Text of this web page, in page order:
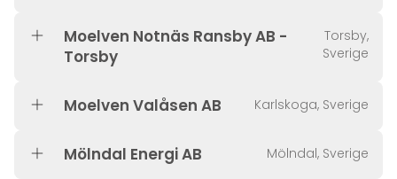
Moelven Notnäs Ransby AB -
Torsby
Torsby,
Sverige
Moelven Valåsen AB Karlskoga, Sverige
Mölndal Energi AB Mölndal, Sverige